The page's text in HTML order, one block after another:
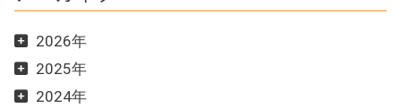
2026年
2025年
2024年